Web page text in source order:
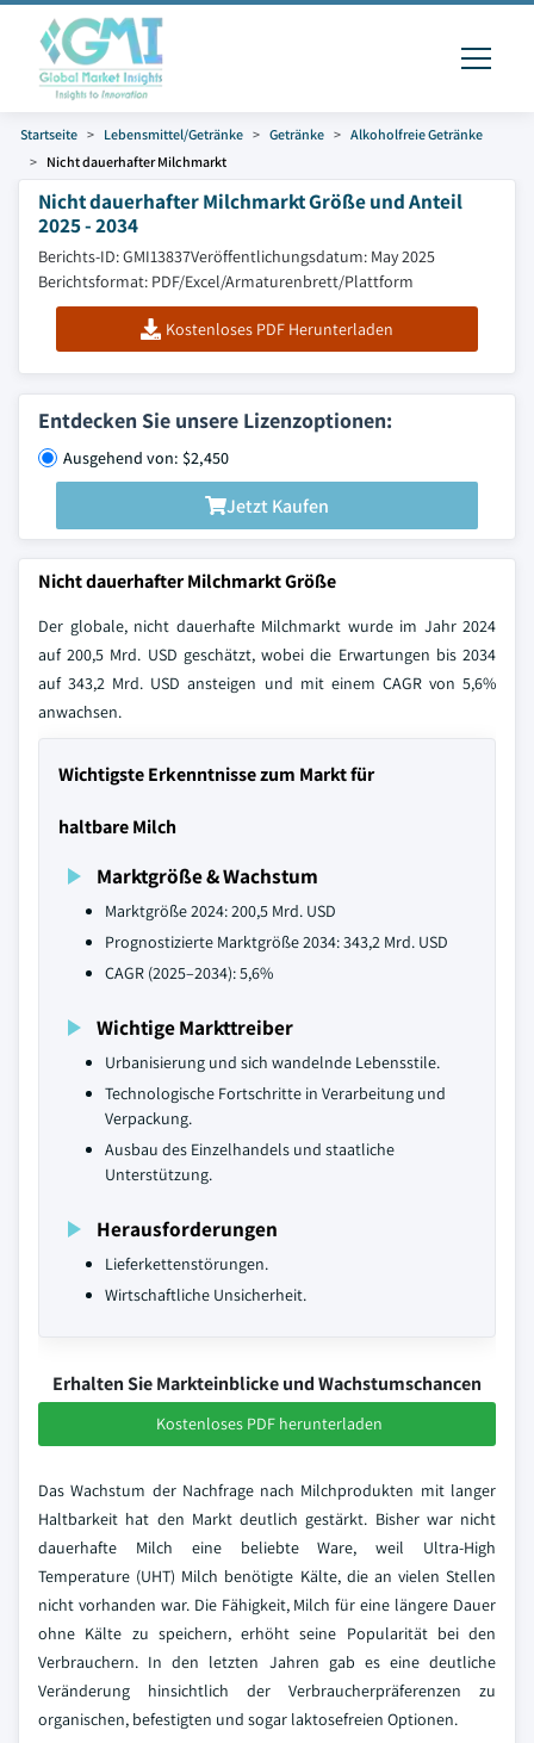
Startseite Lebensmittel/Getränke Getränke
Alkoholfreie Getränke
Nicht dauerhafter Milchmarkt
Nicht dauerhafter Milchmarkt Größe und Anteil
2025 - 2034
Berichts-ID: GMI13837Veröffentlichungsdatum: May 2025
Berichtsformat: PDF/Excel/Armaturenbrett/Plattform
Kostenloses PDF Herunterladen
Entdecken Sie unsere Lizenzoptionen:
Ausgehend von: $2,450
Jetzt Kaufen
Nicht dauerhafter Milchmarkt Größe
Der globale, nicht dauerhafte Milchmarkt wurde im Jahr 2024
auf 200,5 Mrd. USD geschätzt, wobei die Erwartungen bis 2034
auf 343,2 Mrd. USD ansteigen und mit einem CAGR von 5,6%
anwachsen.
Wichtigste Erkenntnisse zum Markt für
haltbare Milch
Marktgröße & Wachstum
Marktgröße 2024: 200,5 Mrd. USD
Prognostizierte Marktgröße 2034: 343,2 Mrd. USD
CAGR (2025–2034): 5,6%
Wichtige Markttreiber
Urbanisierung und sich wandelnde Lebensstile.
Technologische Fortschritte in Verarbeitung und
Verpackung.
Ausbau des Einzelhandels und staatliche
Unterstützung.
Herausforderungen
Lieferkettenstörungen.
Wirtschaftliche Unsicherheit.
Erhalten Sie Markteinblicke und Wachstumschancen
Kostenloses PDF herunterladen
Das Wachstum der Nachfrage nach Milchprodukten mit langer
Haltbarkeit hat den Markt deutlich gestärkt. Bisher war nicht
dauerhafte Milch eine beliebte Ware, weil Ultra-High
Temperature (UHT) Milch benötigte Kälte, die an vielen Stellen
nicht vorhanden war. Die Fähigkeit, Milch für eine längere Dauer
ohne Kälte zu speichern, erhöht seine Popularität bei den
Verbrauchern. In den letzten Jahren gab es eine deutliche
Veränderung hinsichtlich der Verbraucherpräferenzen zu
organischen, befestigten und sogar laktosefreien Optionen.